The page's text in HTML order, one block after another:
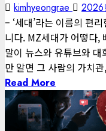
kimhyeongrae 2026
– ‘세대’라는 이름의 편
니다. MZ세대가 어떻다,
말이 뉴스와 유튜브와
만 알면 그 사람의 가치
Read More
1 minute read
게재된 글